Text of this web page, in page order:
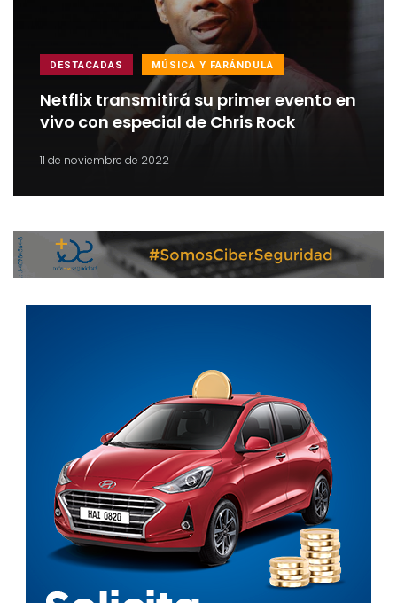
DESTACADAS MÚSICA Y FARÁNDULA
Netflix transmitirá su primer evento en
vivo con especial de Chris Rock
11 de noviembre de 2022